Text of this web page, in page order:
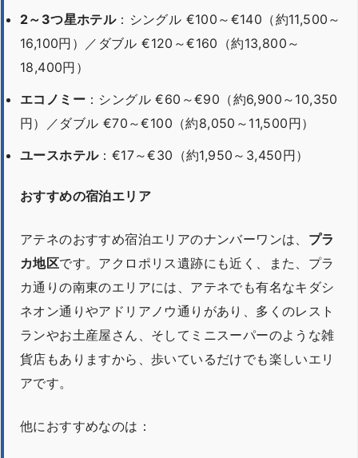
2～3つ星ホテル：シングル €100～€140（約11,500～
16,100円）／ダブル €120～€160（約13,800～
18,400円）
エコノミー ：シングル €60～€90（約6,900～10,350
円）／ダブル €70～€100（約8,050～11,500円）
ユースホテル：€17～€30（約1,950～3,450円）
おすすめの宿泊エリア
アテネのおすすめ宿泊エリアのナンバーワンは、 プラ
カ地区です。アクロポリス遺跡にも近く、また、プラ
カ通りの南東のエリアには、アテネでも有名なキダシ
ネオン通りやアドリアノウ通りがあり、多くのレスト
ランやお土産屋さん、そしてミニスーパーのような雑
貨店もありますから、歩いているだけでも楽しいエリ
アです。
他におすすめなのは：